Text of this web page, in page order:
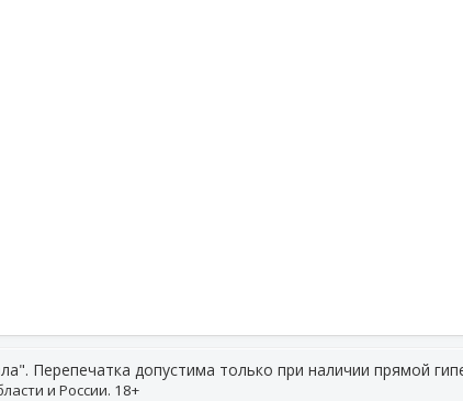
Перепечатка допустима только при наличии прямой
и России. 18+